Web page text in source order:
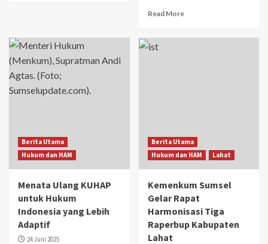
Read More
Berita Utama
Hukum dan HAM
Menata Ulang KUHAP
untuk Hukum
Indonesia yang Lebih
Adaptif
24 Juni 2025
Berita Utama
Hukum dan HAM
Lahat
Kemenkum Sumsel
Gelar Rapat
Harmonisasi Tiga
Raperbup Kabupaten
Lahat